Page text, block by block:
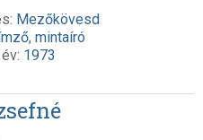
Mezőkövesd
, mintaíró
1973